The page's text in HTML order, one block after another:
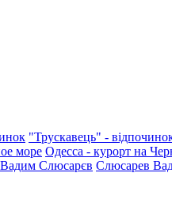
"Трускавець" -
море Одесса - курорт на
Вадим Слюсарєв Слюсарев